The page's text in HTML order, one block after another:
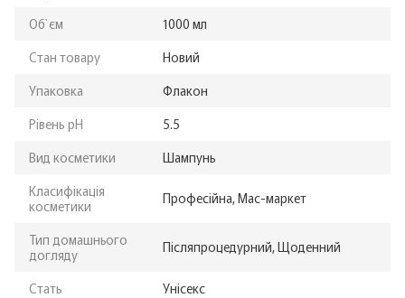
Об`єм
1000 мл
Стан товару
Новий
Упаковка
Флакон
Рівень pH
5.5
Вид косметики
Шампунь
Класифікація
косметики
Професійна, Мас-маркет
Тип домашнього
догляду
Післяпроцедурний, Щоденний
Стать
Унісекс